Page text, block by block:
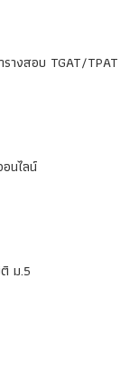
างสอบ TGAT/TPAT
นไลน์
ม.5